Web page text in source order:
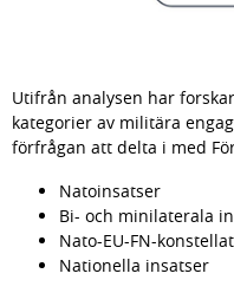
Utifrån analysen har
kategorier av militära
förfrågan att delta i med
Natoinsatser
Bi- och minilaterala
Nato-EU-FN-
Nationella insatser